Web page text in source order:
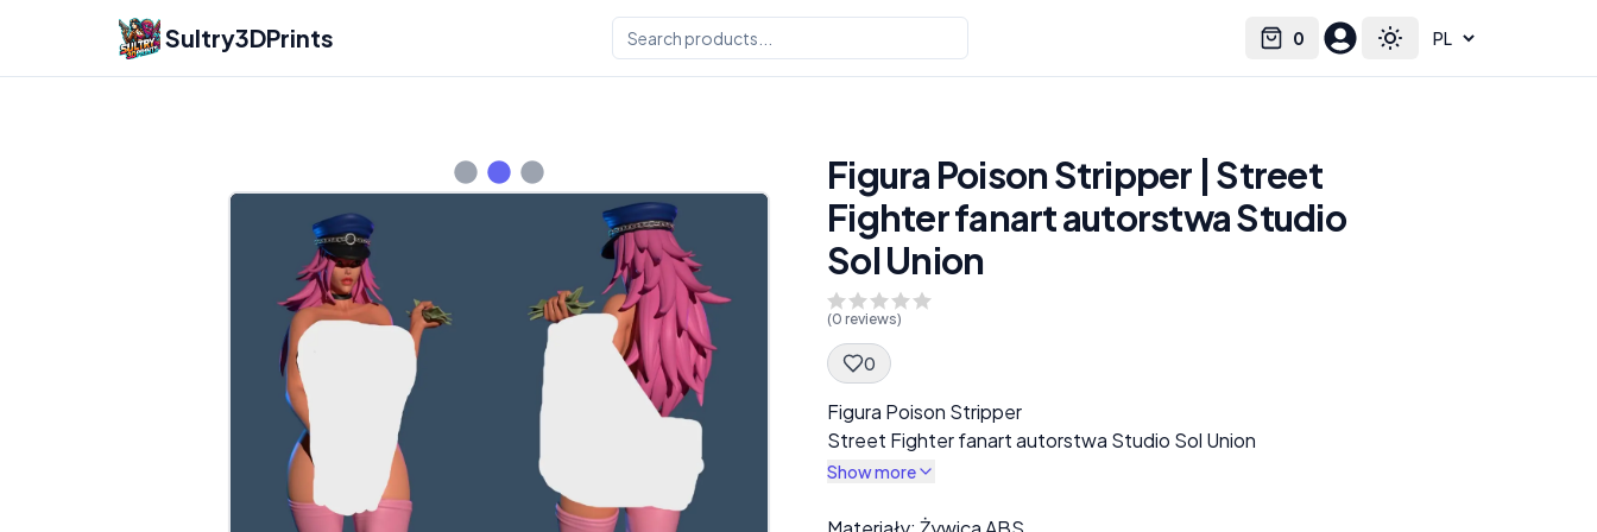
Sultry3DPrints 0
Cart Toggle theme
Select language
Figura Poison Stripper | Street
Fighter fanart autorstwa Studio
Sol Union
(0 reviews)
0
Spec Description
Figura Poison Stripper
Street Fighter fanart autorstwa Studio Sol Union
Show more
Description